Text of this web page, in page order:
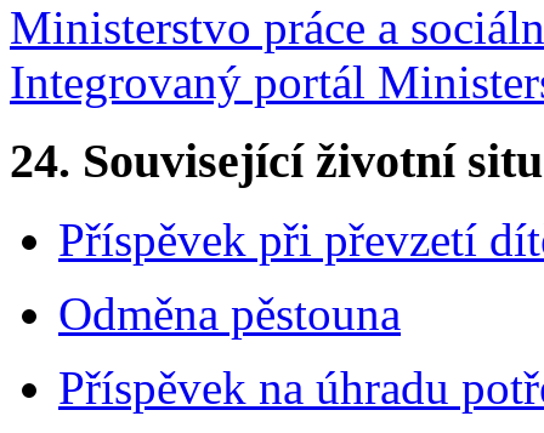
Ministerstvo práce a
Integrovaný portál
24. Související životní
Příspěvek při převzetí
Odměna pěstouna
Příspěvek na úhradu